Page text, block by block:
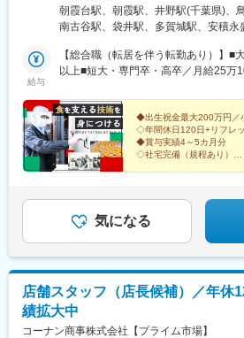
工場〇神奈川県・横浜工場・神奈川工
城県・仙台工場〇福島県・福島工場〇
兵庫県・神戸工場〇福岡県・福岡工
工場＜株式会社武蔵野フーズ＞〇埼
ス神戸工場〇福岡県・福岡麺工場★一
★受動喫煙対策あり★U・Iターン支援
については入社された法人内でご希望
朝霞台駅、朝霞駅、井野駅(千葉県)、
南古谷駅、袋井駅、多賀城駅、安積
武蔵嵐山駅、木津駅(兵庫県)、ふじみ
川駅、高井田中央駅
給与
【総合職（転居を伴う転勤あり）】■
以上■短大・専門卒・高卒／月給25万
卒・高卒／月給21万5200円以上※年
上優遇します。※総合職の場合は、転
がございます。◎別途、賞与年2回と
支給）を支給！【試用期間中】■大卒
短大・専門卒・高卒／月給21万5200円
◆出生祝金最大200万円／
◇年間休日120日+リフレ
◆賞与実績4～5カ月分
◇社宅完備（規程あり）
気になる
店舗スタッフ（店長候補）／年休
績拡大中
コーナン商事株式会社【プライム市場】